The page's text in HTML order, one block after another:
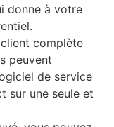
donne à votre
complète
peuvent
de service
sur une seule et